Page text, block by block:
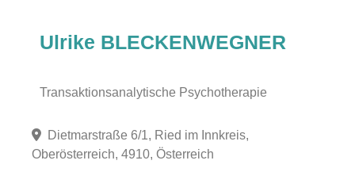
Ulrike BLECKENWEGNER
Transaktionsanalytische Psychotherapie
Dietmarstraße 6/1, Ried im Innkreis,
Oberösterreich, 4910, Österreich